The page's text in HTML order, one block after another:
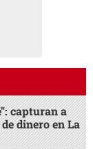
capturan a
dinero en La